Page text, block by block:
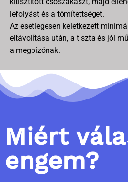
lefolyást és a tömítettséget.
Az esetlegesen keletkezett
eltávolítása után, a tiszta és jól
a megbízónak.
Miért
engem?